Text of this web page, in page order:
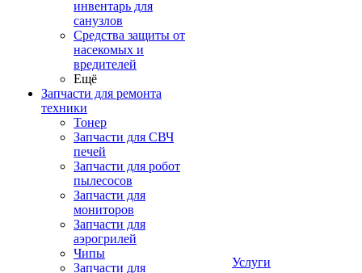
инвентарь для
санузлов
Средства защиты от
насекомых и
вредителей
Ещё
Запчасти для ремонта
техники
Тонер
Запчасти для СВЧ
печей
Запчасти для робот
пылесосов
Запчасти для
мониторов
Запчасти для
аэрогрилей
Чипы
Запчасти для
Услуги